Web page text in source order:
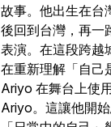
故事。他出生在台
後回到台灣，再一
表演。在這段跨越
在重新理解「自己
Ariyo 在舞台上使
Ariyo。這讓他開